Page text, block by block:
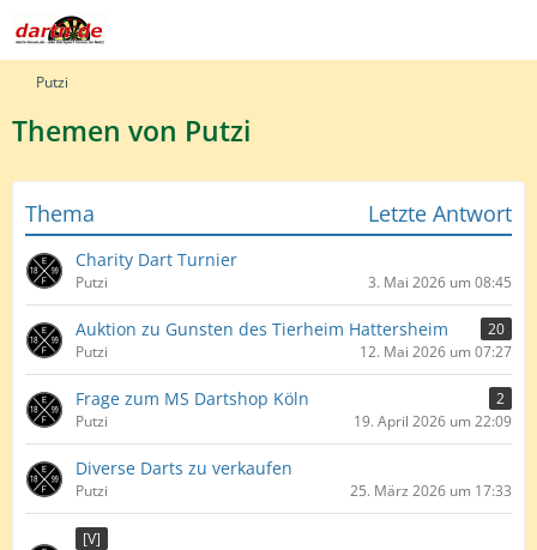
Putzi
Themen von Putzi
Thema Letzte Antwort
Charity Dart Turnier
Putzi 3. Mai 2026 um 08:45
Auktion zu Gunsten des Tierheim Hattersheim
20
Putzi
12. Mai 2026 um 07:27
Frage zum MS Dartshop Köln
2
Putzi
19. April 2026 um 22:09
Diverse Darts zu verkaufen
Putzi 25. März 2026 um 17:33
[V]